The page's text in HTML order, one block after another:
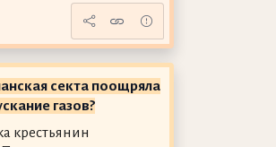
секта поощряла
газов?
крестьянин